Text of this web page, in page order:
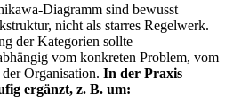
Diagramm sind bewusst
nicht als starres Regelwerk.
der Kategorien sollte
vom konkreten Problem, vom
Organisation. In der Praxis
ergänzt, z. B. um: